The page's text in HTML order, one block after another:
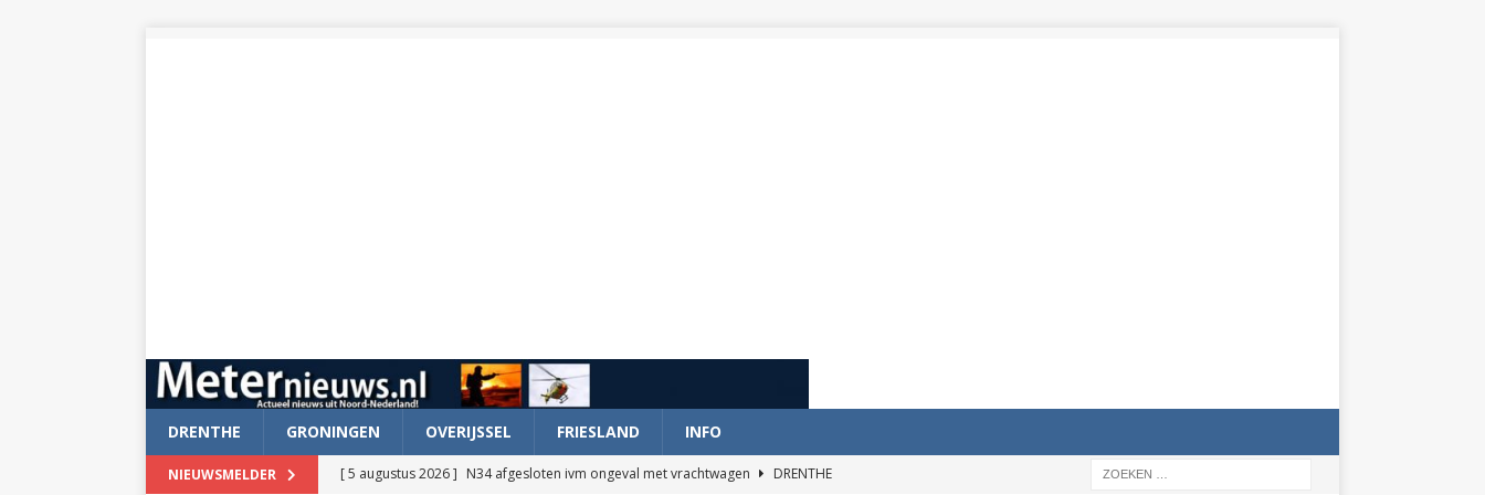
DRENTHE GRONINGEN OVERIJSSEL FRIESLAND INFO
NIEUWSMELDER [ 5 augustus 2026 ] N34 afgesloten ivm ongeval met vrachtwagen
DRENTHE